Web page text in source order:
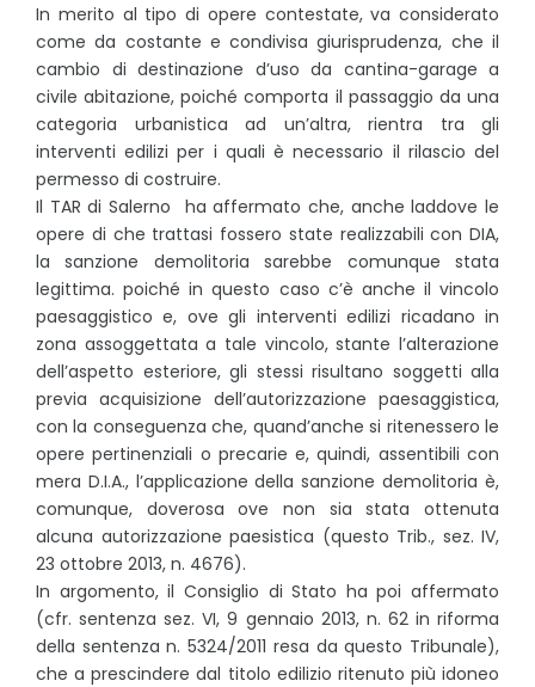
In merito al tipo di opere contestate, va considerato
come da costante e condivisa giurisprudenza, che il
cambio di destinazione d’uso da cantina-garage a
civile abitazione, poiché comporta il passaggio da una
categoria urbanistica ad un’altra, rientra tra gli
interventi edilizi per i quali è necessario il rilascio del
permesso di costruire.
Il TAR di Salerno ha affermato che, anche laddove le
opere di che trattasi fossero state realizzabili con DIA,
la sanzione demolitoria sarebbe comunque stata
legittima. poiché in questo caso c’è anche il vincolo
paesaggistico e, ove gli interventi edilizi ricadano in
zona assoggettata a tale vincolo, stante l’alterazione
dell’aspetto esteriore, gli stessi risultano soggetti alla
previa acquisizione dell’autorizzazione paesaggistica,
con la conseguenza che, quand’anche si ritenessero le
opere pertinenziali o precarie e, quindi, assentibili con
mera D.I.A., l’applicazione della sanzione demolitoria è,
comunque, doverosa ove non sia stata ottenuta
alcuna autorizzazione paesistica (questo Trib., sez. IV,
23 ottobre 2013, n. 4676).
In argomento, il Consiglio di Stato ha poi affermato
(cfr. sentenza sez. VI, 9 gennaio 2013, n. 62 in riforma
della sentenza n. 5324/2011 resa da questo Tribunale),
che a prescindere dal titolo edilizio ritenuto più idoneo